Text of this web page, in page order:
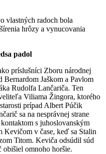
vlastných radoch bola
hrôzy a vynucovania
padol
príslušníci Zboru národnej
Bernardom Jaškom a Pavlom
Rudolfa Lančariča. Ten
Viliama Žingora, ktorého
prípad Albert Púčik
sa na nesprávnej strane
s juhoslovanským
v čase, keď sa Stalin
Titom. Keviča odsúdil súd
obišiel omnoho horšie.